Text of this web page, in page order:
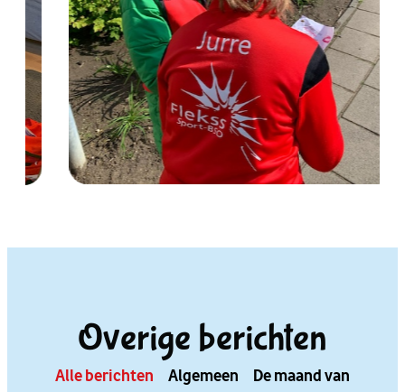
Overige berichten
Algemeen De maand van
Alle berichten